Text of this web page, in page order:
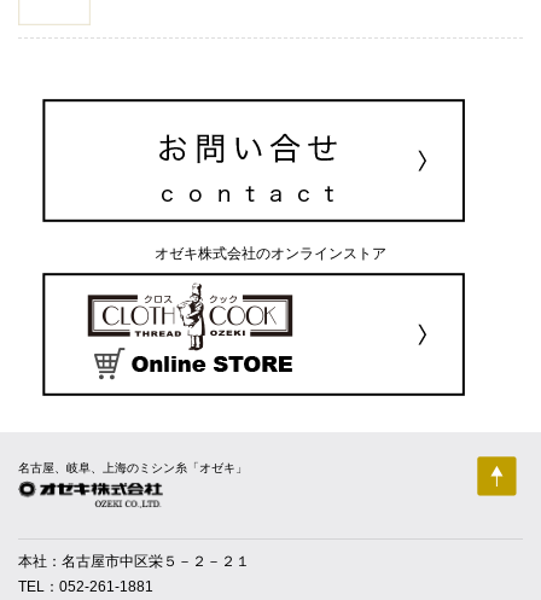
オゼキ株式会社のオンラインストア
名古屋、岐阜、上海のミシン糸「オゼキ」
本社：名古屋市中区栄５－２－２１
TEL：052-261-1881